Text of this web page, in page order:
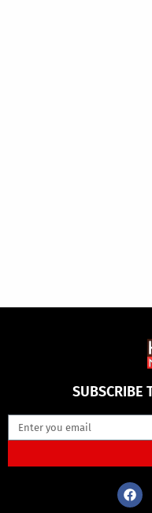
SUBSCRIBE